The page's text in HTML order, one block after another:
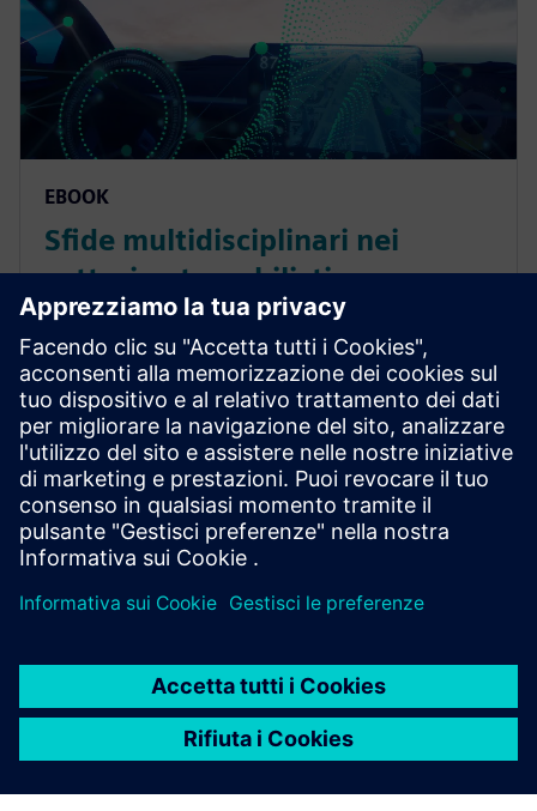
EBOOK
Sfide multidisciplinari nei
settori automobilistico,
aerospaziale e delle
attrezzature pesanti
Trai vantaggio da una soluzione completa con il
portfolio Capital di Siemens per lo sviluppo di sistemi
E/E. Scarica l’eBook gratuito!